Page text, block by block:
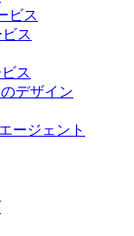
ビス
ス
ス
デザイン
ージェント